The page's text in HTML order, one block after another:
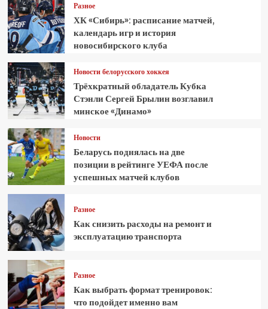
Разное
ХК «Сибирь»: расписание матчей,
календарь игр и история
новосибирского клуба
Новости белорусского хоккея
Трёхкратный обладатель Кубка
Стэнли Сергей Брылин возглавил
минское «Динамо»
Новости
Беларусь поднялась на две
позиции в рейтинге УЕФА после
успешных матчей клубов
Разное
Как снизить расходы на ремонт и
эксплуатацию транспорта
Разное
Как выбрать формат тренировок:
что подойдет именно вам